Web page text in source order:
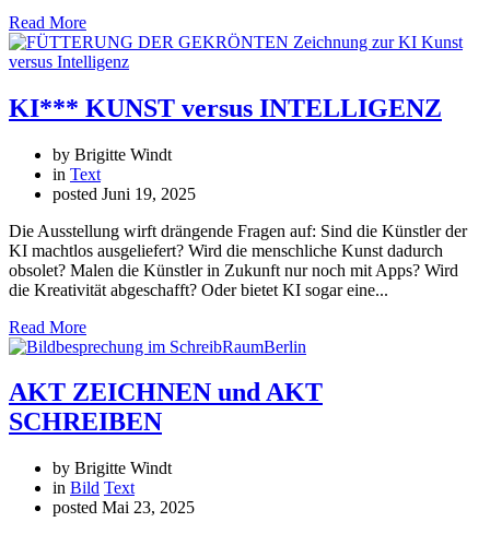
Read More
KI*** KUNST versus INTELLIGENZ
by Brigitte Windt
in Text
posted Juni 19, 2025
Die Ausstellung wirft drängende Fragen auf: Sind die Künstler der
KI machtlos ausgeliefert? Wird die menschliche Kunst dadurch
obsolet? Malen die Künstler in Zukunft nur noch mit Apps? Wird
die Kreativität abgeschafft? Oder bietet KI sogar eine...
Read More
AKT ZEICHNEN und AKT
SCHREIBEN
by Brigitte Windt
in Bild Text
posted Mai 23, 2025